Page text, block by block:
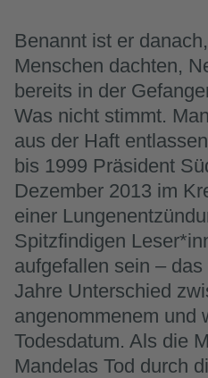
Benannt ist er
Menschen dachten,
bereits in der
Was nicht stimmt.
aus der Haft
bis 1999 Präsident
Dezember 2013 im
einer
Spitzfindigen
aufgefallen sein –
Jahre Unterschied
angenommenem und
Todesdatum. Als die
Mandelas Tod durch